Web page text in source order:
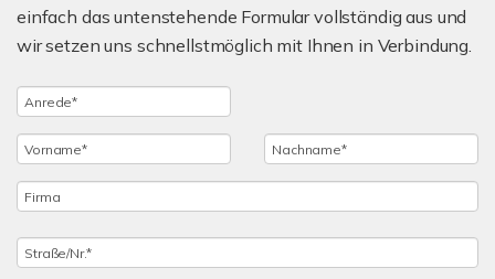
einfach das untenstehende Formular vollständig aus und
wir setzen uns schnellstmöglich mit Ihnen in Verbindung.